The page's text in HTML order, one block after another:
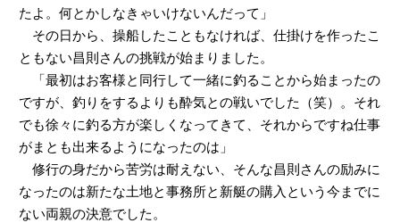
たよ。何とかしなきゃいけないんだって」
その日から、操船したこともなければ、仕掛けを作ったこ
ともない昌則さんの挑戦が始まりました。
「最初はお客様と同行して一緒に釣ることから始まったの
ですが、釣りをするよりも酔気との戦いでした（笑）。それ
でも徐々に釣る方が楽しくなってきて、それからですね仕事
がまとも出来るようになったのは」
修行の身だから苦労は耐えない、そんな昌則さんの励みに
なったのは新たな土地と事務所と新艇の購入という今までに
ない両親の決意でした。